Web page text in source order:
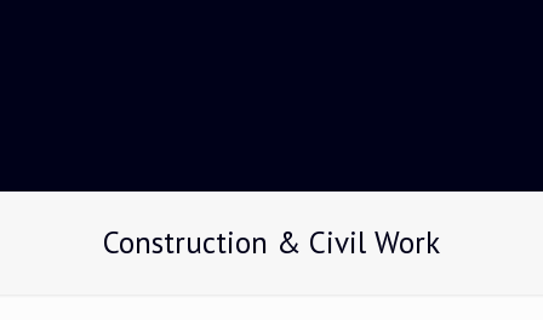
Construction & Civil Work